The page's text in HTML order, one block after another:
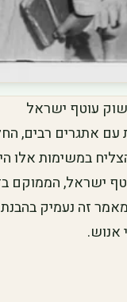
עוטף ישראל
אתגרים רבים,
במשימות אלו
ישראל, הממוקם
זה נעמיק
אנוש.